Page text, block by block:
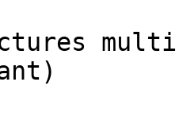
multi-